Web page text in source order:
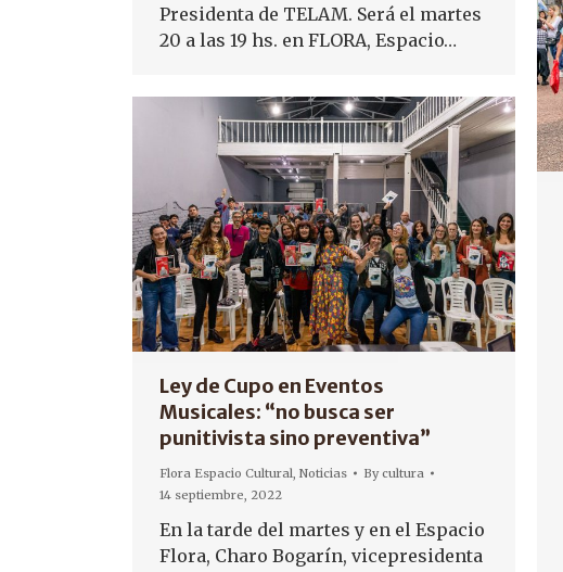
Presidenta de TELAM. Será el martes
20 a las 19 hs. en FLORA, Espacio…
Ley de Cupo en Eventos
Musicales: “no busca ser
punitivista sino preventiva”
Flora Espacio Cultural, Noticias Bycultura
14 septiembre, 2022
En la tarde del martes y en el Espacio
Flora, Charo Bogarín, vicepresidenta